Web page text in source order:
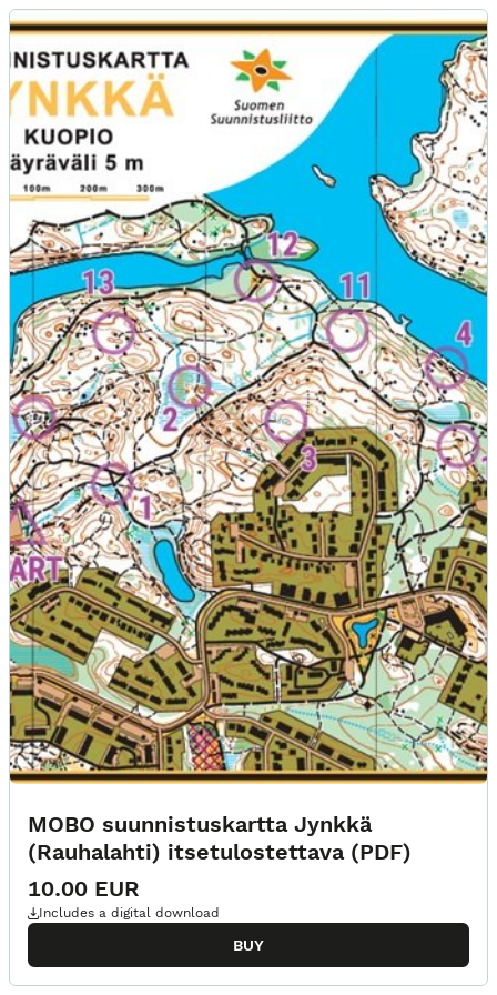
MOBO suunnistuskartta Jynkkä (Rauhalahti) itsetulostettava
MOBO suunnistuskartta Jynkkä
(Rauhalahti) itsetulostettava (PDF)
10.00 EUR
Includes a digital download
BUY